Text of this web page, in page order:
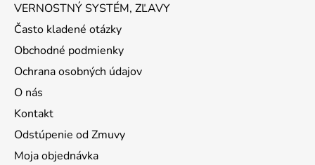
VERNOSTNÝ SYSTÉM, ZĽAVY
Často kladené otázky
Obchodné podmienky
Ochrana osobných údajov
O nás
Kontakt
Odstúpenie od Zmuvy
Moja objednávka